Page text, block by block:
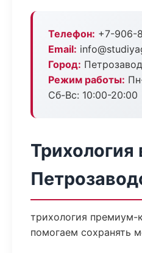
Телефон: +7-906-
Email:
Город:
Режим работы:
Сб-Вс: 10:00-20:00
Трихология
трихология премиум-
помогаем сохранять